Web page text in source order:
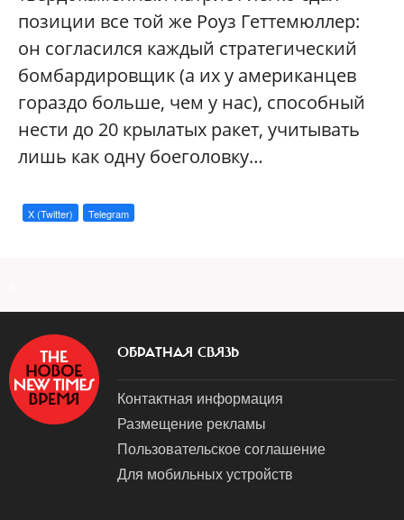
позиции все той же Роуз Геттемюллер:
он согласился каждый стратегический
бомбардировщик (а их у американцев
гораздо больше, чем у нас), способный
нести до 20 крылатых ракет, учитывать
лишь как одну боеголовку…
X (Twitter) Telegram
ОБРАТНАЯ СВЯЗЬ
Контактная информация
Размещение рекламы
Пользовательское соглашение
Для мобильных устройств